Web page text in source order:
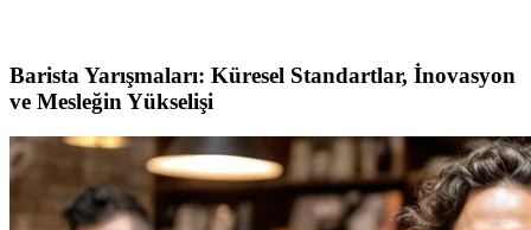
Barista Yarışmaları: Küresel Standartlar, İnovasyon
ve Mesleğin Yükselişi